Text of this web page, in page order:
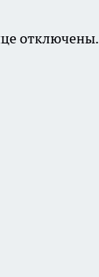
отключены.